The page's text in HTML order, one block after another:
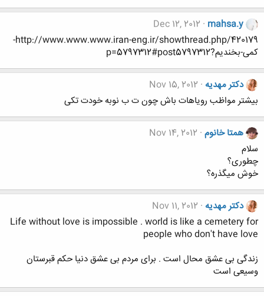
mahsa.y
Dec 12, 2012
http://www.www.www.iran-eng.ir/showthread.php/420179-
کمی-بخندیم?p=5797312#post5797312
دکتر مهدیه Nov 15, 2012
بیشتر مواظب رویاهات باش چون ت ب نوبه خودت تکی
همتا خانوم Nov 14, 2012
سلام
چطوری؟
خوش میگذره؟
دکتر مهدیه Nov 11, 2012
Life without love is impossible . world is like a cemetery for
people who don't have love
زندگی بی عشق محال است . برای مردم بی عشق دنیا حکم قبرستان
وسیعی است